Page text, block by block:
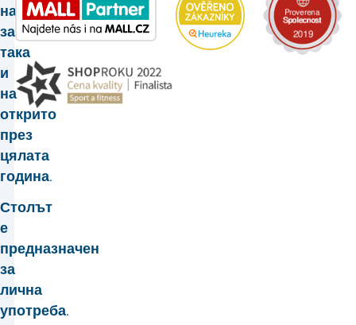
на
закрито,
така
и
на
открито
през
цялата
година.
Столът
е
предназначен
за
лична
употреба.